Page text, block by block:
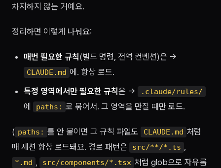
차지하지 않는 거예요.
정리하면 이렇게 나눠요:
매번 필요한 규칙(빌드 명령, 전역 컨벤션)은 →
CLAUDE.md 에. 항상 로드.
특정 영역에서만 필요한 규칙은 → .claude/rules/
에 paths: 로 묶어서. 그 영역을 만질 때만 로드.
( paths: 를 안 붙이면 그 규칙 파일도 CLAUDE.md 처럼
매 세션 항상 로드돼요. 경로 패턴은
src/**/*.ts ,
*.md , src/components/*.tsx 처럼 glob으로 자유롭